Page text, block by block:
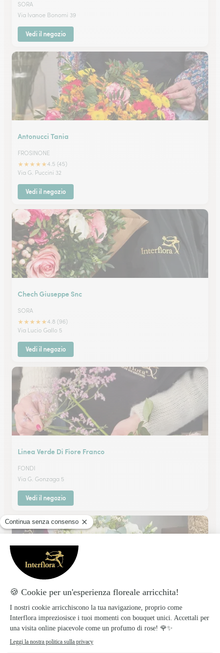
SORA
Via Ivanoe Bonomi 39
Vedi il negozio
Antonucci Tania
FROSINONE
★★★★★4.5 (45)
Via G. Puccini 32
Vedi il negozio
Chech Giuseppe Snc
SORA
★★★★★4.8 (96)
Via Lucio Gallo 5
Vedi il negozio
Linea Verde Di Fiore Franco
FONDI
Via G. Gonzaga 5
Vedi il negozio
Lina S.r.l.s.
FERENTINO
Via XX Settembre 72
Vedi il negozio